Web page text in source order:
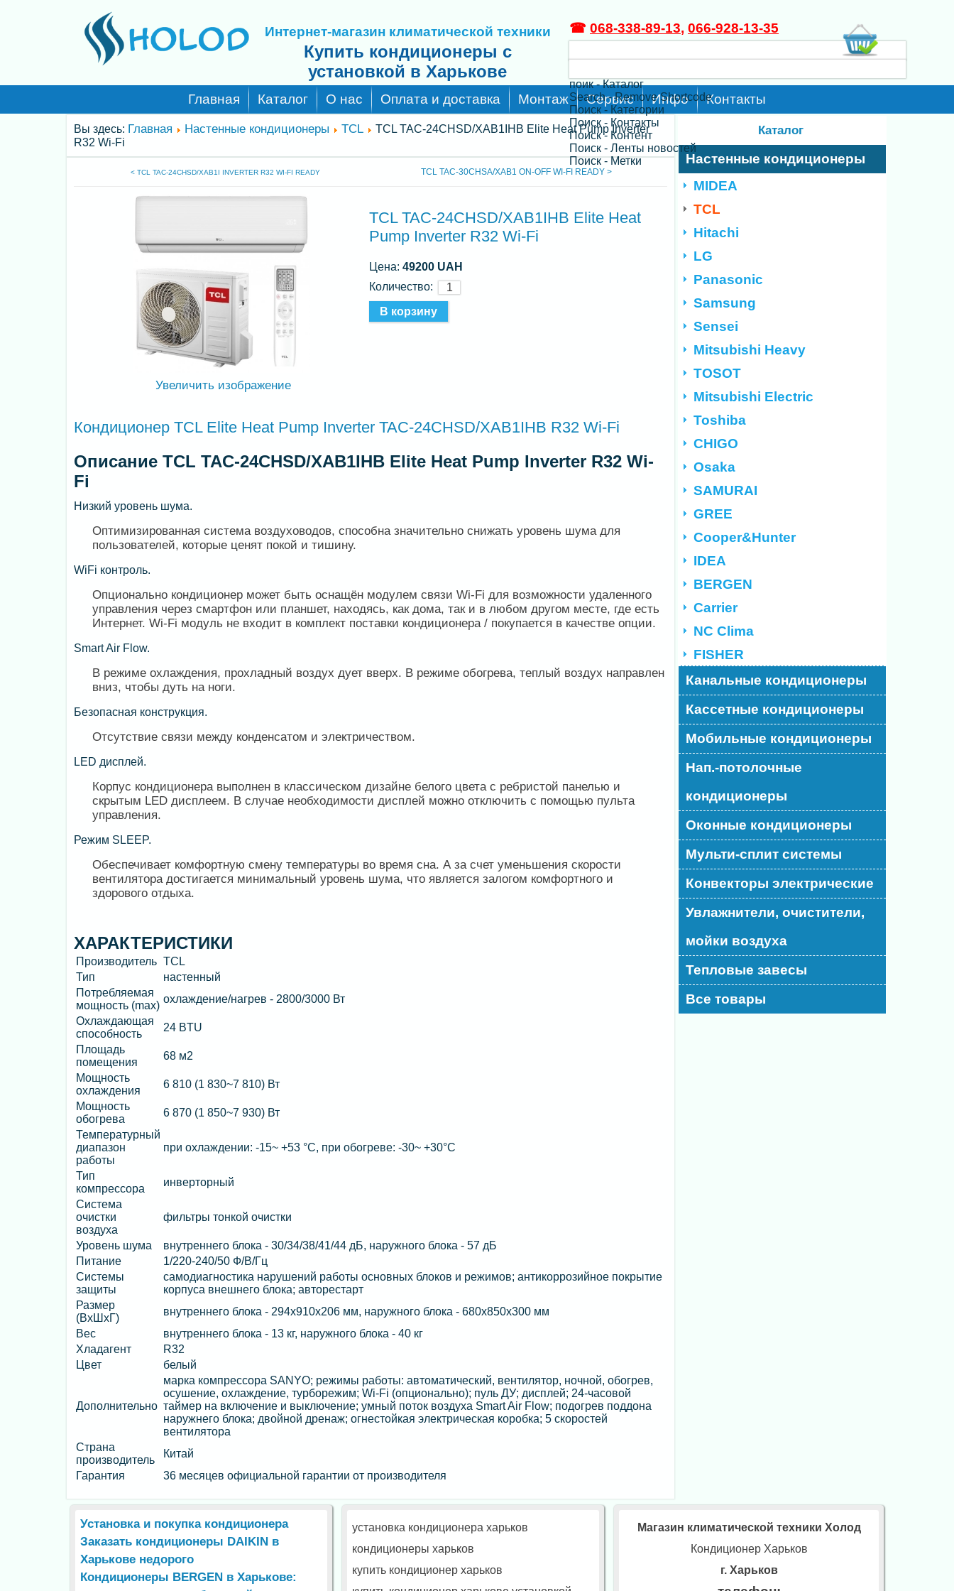
Интернет-магазин климатической техники
Купить кондиционеры с
установкой в Харькове
поик - Каталог
Search - Remove Shortcode
Поиск - Категории
Поиск - Контакты
Поиск - Контент
Поиск - Ленты новостей
Поиск - Метки
☎ 068-338-89-13, 066-928-13-35
Главная Каталог О нас Оплата и доставка Монтаж Сервис Инфо Контакты
Вы здесь: Главная Настенные кондиционеры TCL
TCL TAC-24CHSD/XAB1IHB Elite Heat Pump Inverter
R32 Wi-Fi
< TCL TAC-24CHSD/XAB1I INVERTER R32 WI-FI READY TCL TAC-30CHSA/XAB1 ON-OFF WI-FI READY >
Увеличить изображение
TCL TAC-24CHSD/XAB1IHB Elite Heat
Pump Inverter R32 Wi-Fi
Цена:49200 UAH
Количество:
Кондиционер TCL Elite Heat Pump Inverter TAC-24CHSD/XAB1IHB R32 Wi-Fi
Описание TCL TAC-24CHSD/XAB1IHB Elite Heat Pump Inverter R32 Wi-
Fi
Низкий уровень шума.
Оптимизированная система воздуховодов, способна значительно снижать уровень шума для
пользователей, которые ценят покой и тишину.
WiFi контроль.
Опционально кондиционер может быть оснащён модулем связи Wi-Fi для возможности удаленного
управления через смартфон или планшет, находясь, как дома, так и в любом другом месте, где есть
Интернет. Wi-Fi модуль не входит в комплект поставки кондиционера / покупается в качестве опции.
Smart Air Flow.
В режиме охлаждения, прохладный воздух дует вверх. В режиме обогрева, теплый воздух направлен
вниз, чтобы дуть на ноги.
Безопасная конструкция.
Отсутствие связи между конденсатом и электричеством.
LED дисплей.
Корпус кондиционера выполнен в классическом дизайне белого цвета с ребристой панелью и
скрытым LED дисплеем. В случае необходимости дисплей можно отключить с помощью пульта
управления.
Режим SLEEP.
Обеспечивает комфортную смену температуры во время сна. А за счет уменьшения скорости
вентилятора достигается минимальный уровень шума, что является залогом комфортного и
здорового отдыха.
ХАРАКТЕРИСТИКИ
Производитель TCL
Тип
настенный
Потребляемая
мощность (max)
охлаждение/нагрев - 2800/3000 Вт
Охлаждающая
способность
24 BTU
Площадь
помещения
68 м2
Мощность
охлаждения
6 810 (1 830~7 810) Вт
Мощность
обогрева
6 870 (1 850~7 930) Вт
Температурный
диапазон
работы
при охлаждении: -15~ +53 °C, при обогреве: -30~ +30°C
Тип
компрессора
инверторный
Система
очистки
воздуха
фильтры тонкой очистки
Уровень шума
внутреннего блока - 30/34/38/41/44 дБ, наружного блока - 57 дБ
Питание
1/220-240/50 Ф/В/Гц
Системы
защиты
самодиагностика нарушений работы основных блоков и режимов; антикоррозийное покрытие
корпуса внешнего блока; авторестарт
Размер
(ВхШхГ)
внутреннего блока - 294х910х206 мм, наружного блока - 680х850х300 мм
Вес
внутреннего блока - 13 кг, наружного блока - 40 кг
Хладагент
R32
Цвет
белый
Дополнительно
марка компрессора SANYO; режимы работы: автоматический, вентилятор, ночной, обогрев,
осушение, охлаждение, турборежим; Wi-Fi (опционально); пуль ДУ; дисплей; 24-часовой
таймер на включение и выключение; умный поток воздуха Smart Air Flow; подогрев поддона
наружнего блока; двойной дренаж; огнестойкая электрическая коробка; 5 скоростей
вентилятора
Страна
производитель
Китай
Гарантия
36 месяцев официальной гарантии от производителя
Каталог
Настенные кондиционеры
MIDEA
TCL
Hitachi
LG
Panasonic
Samsung
Sensei
Mitsubishi Heavy
TOSOT
Mitsubishi Electric
Toshiba
CHIGO
Osaka
SAMURAI
GREE
Cooper&Hunter
IDEA
BERGEN
Carrier
NC Clima
FISHER
Канальные кондиционеры
Кассетные кондиционеры
Мобильные кондиционеры
Нап.-потолочные
кондиционеры
Оконные кондиционеры
Мульти-сплит системы
Конвекторы электрические
Увлажнители, очистители,
мойки воздуха
Тепловые завесы
Все товары
Установка и покупка кондиционера
Заказать кондиционеры DAIKIN в
Харькове недорого
Кондиционеры BERGEN в Харькове:
установка кондиционера харьков
кондиционеры харьков
купить кондиционер харьков
Магазин климатической техники Холод
Кондиционер Харьков
г. Харьков